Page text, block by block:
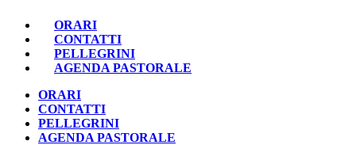
ORARI
CONTATTI
PELLEGRINI
AGENDA PASTORALE
ORARI
CONTATTI
PELLEGRINI
AGENDA PASTORALE